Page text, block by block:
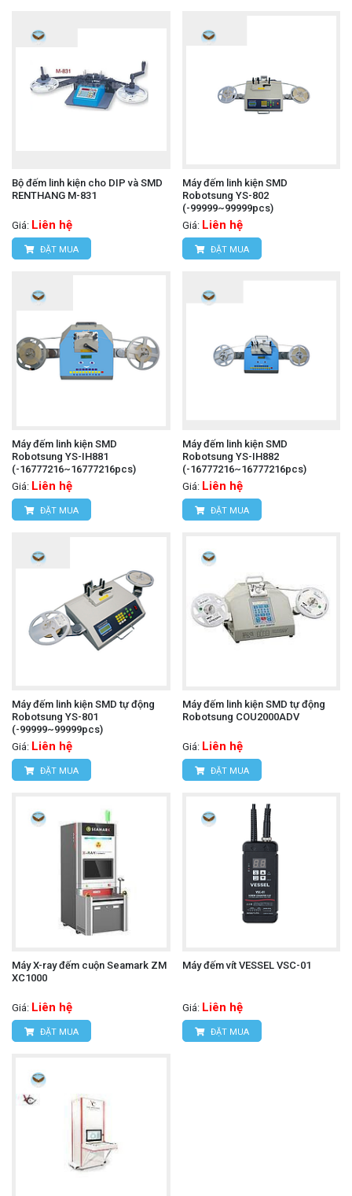
Bộ đếm linh kiện cho DIP và SMD
RENTHANG M-831
Giá: Liên hệ
ĐẶT MUA
Máy đếm linh kiện SMD
Robotsung YS-802
(-99999~99999pcs)
Giá: Liên hệ
ĐẶT MUA
Máy đếm linh kiện SMD
Robotsung YS-IH881
(-16777216~16777216pcs)
Giá: Liên hệ
ĐẶT MUA
Máy đếm linh kiện SMD
Robotsung YS-IH882
(-16777216~16777216pcs)
Giá: Liên hệ
ĐẶT MUA
Máy đếm linh kiện SMD tự động
Robotsung YS-801
(-99999~99999pcs)
Giá: Liên hệ
ĐẶT MUA
Máy đếm linh kiện SMD tự động
Robotsung COU2000ADV
Giá: Liên hệ
ĐẶT MUA
Máy X-ray đếm cuộn Seamark ZM
XC1000
Giá: Liên hệ
ĐẶT MUA
Máy đếm vít VESSEL VSC-01
Giá: Liên hệ
ĐẶT MUA